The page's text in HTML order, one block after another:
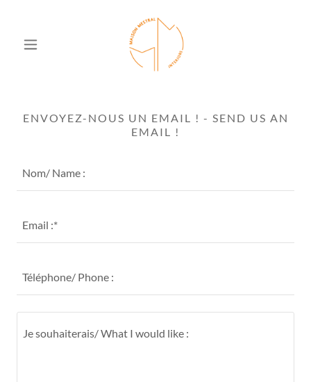
ENVOYEZ-NOUS UN EMAIL ! - SEND US AN
EMAIL !
Nom/ Name :
Email :*
Téléphone/ Phone :